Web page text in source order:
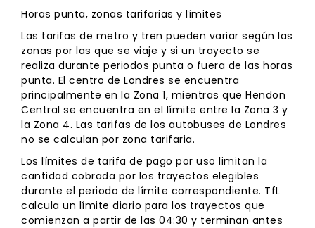
Horas punta, zonas tarifarias y límites
Las tarifas de metro y tren pueden variar según las
zonas por las que se viaje y si un trayecto se
realiza durante periodos punta o fuera de las horas
punta. El centro de Londres se encuentra
principalmente en la Zona 1, mientras que Hendon
Central se encuentra en el límite entre la Zona 3 y
la Zona 4. Las tarifas de los autobuses de Londres
no se calculan por zona tarifaria.
Los límites de tarifa de pago por uso limitan la
cantidad cobrada por los trayectos elegibles
durante el periodo de límite correspondiente. TfL
calcula un límite diario para los trayectos que
comienzan a partir de las 04:30 y terminan antes